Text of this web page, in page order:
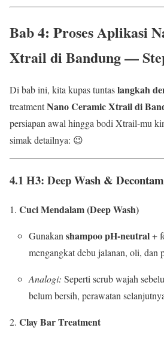
Bab 4: Proses Aplikasi
Xtrail di Bandung—
Di bab ini, kita kupas tuntaslangkah
treatmentNano Ceramic Xtrail di
persiapan awal hingga bodi Xtrail-mu
simak detailnya: 😉
4.1 H3: Deep Wash &
Cuci Mendalam (Deep Wash)
Gunakan shampoo pH-neutral+
mengangkat debu jalanan, oli, dan
Analogi: Seperti scrub wajah
belum bersih, perawatan
Clay Bar Treatment